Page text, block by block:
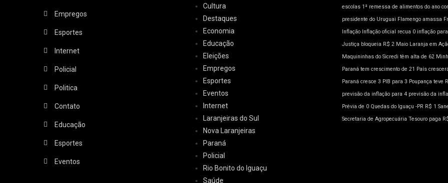
Empregos
Esportes
Internet
Policial
Politica
Contato
Educação
Esportes
Eventos
Cultura
Destaques
Economia
Educação
Eleições
Empregos
Esportes
Eventos
Internet
Laranjeiras do Sul
Nova Laranjeiras
Paraná
Policial
Rio Bonito do Iguaçu
Saúde
escolas 1ª remessa de alimentos do ano
presidente do Uruguai Flamengo amassa
Inflação Inflação oficial recua 0 inflação
Justiça bloqueia R$ 2 Maio Laranja em
Maquininhas do Sicredi têm alta de 62
Paraná tem crescimento de 21 País
Paraná cresce 3 PIB para 3 Poupança teve
previsão da inflação para 4 previsão da
Prévia de 0 Quedas do Iguaçu -PR R$ 1
Secretaria de Agropecuária Tesouro paga